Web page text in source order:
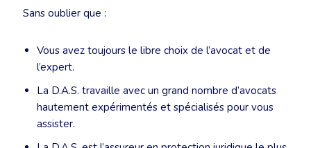
Sans oublier que :
Vous avez toujours le libre choix de l’avocat et de
l’expert.
La D.A.S. travaille avec un grand nombre d’avocats
hautement expérimentés et spécialisés pour vous
assister.